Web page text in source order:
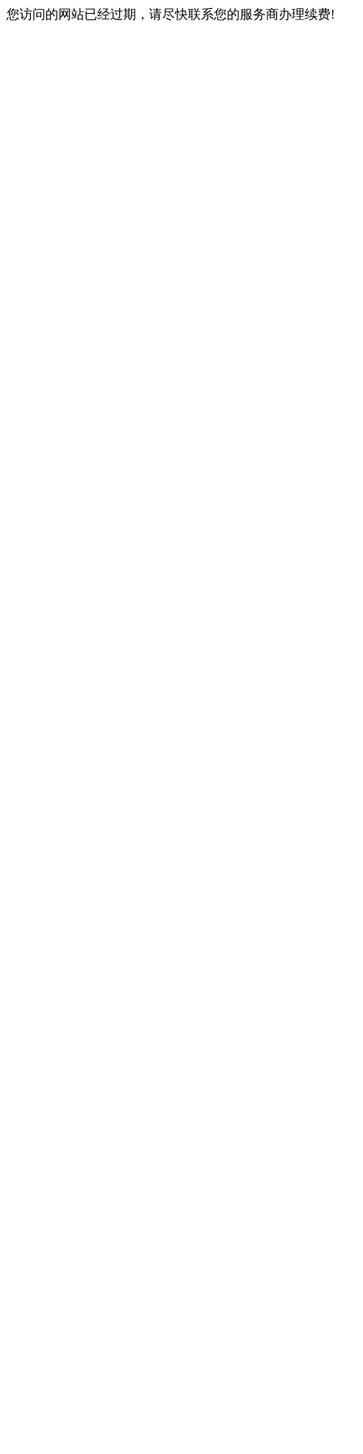
您访问的网站已经过期，请尽快联系您的服务商办理续费!